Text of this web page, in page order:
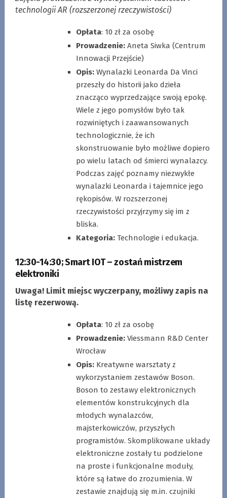
technologii AR (rozszerzonej rzeczywistości)
Opłata: 10 zł za osobę
Prowadzenie:Aneta Siwka (Centrum
Innowacji Przejście)
Opis:Wynalazki Leonarda Da Vinci
przeszły do historii jako dzieła
znacząco wyprzedzające swoją epokę.
Wiele z jego pomysłów było tak
rozwiniętych i zaawansowanych
technologicznie, że ich
skonstruowanie było możliwe dopiero
po wielu latach od śmierci wynalazcy.
Podczas zajęć poznamy niezwykłe
wynalazki Leonarda i tajemnice jego
rękopisów. W rozszerzonej
rzeczywistości przyjrzymy się im z
bliska.
Kategoria:Technologie i edukacja.
12:30-14:30;Smart IOT – zostań mistrzem
elektroniki
Uwaga! Limit miejsc wyczerpany, możliwy zapis na
listę rezerwową.
Opłata: 10 zł za osobę
Prowadzenie:Viessmann R&D Center
Wrocław
Opis:Kreatywne warsztaty z
wykorzystaniem zestawów Boson.
Boson to zestawy elektronicznych
elementów konstrukcyjnych dla
młodych wynalazców,
majsterkowiczów, przyszłych
programistów. Skomplikowane układy
elektroniczne zostały tu podzielone
na proste i funkcjonalne moduły,
które są łatwe do zrozumienia. W
zestawie znajdują się m.in. czujniki